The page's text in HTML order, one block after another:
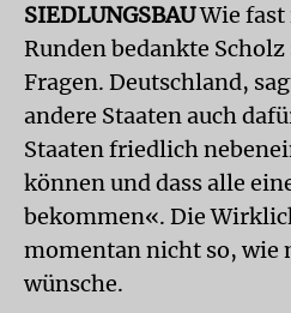
SIEDLUNGSBAUWie
Runden bedankte
Fragen. Deutschland,
andere Staaten auch
Staaten friedlich
können und dass alle
bekommen«. Die
momentan nicht so, wie
wünsche.